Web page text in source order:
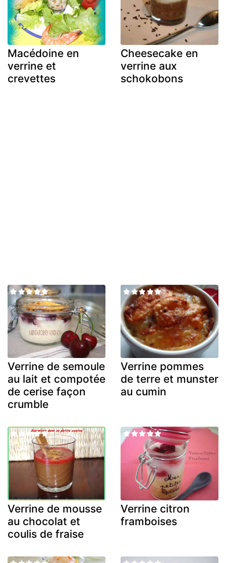
Macédoine en
verrine et
crevettes
Cheesecake en
verrine aux
schokobons
Verrine de semoule
au lait et compotée
de cerise façon
crumble
Verrine pommes
de terre et munster
au cumin
Verrine de mousse
au chocolat et
coulis de fraise
Verrine citron
framboises